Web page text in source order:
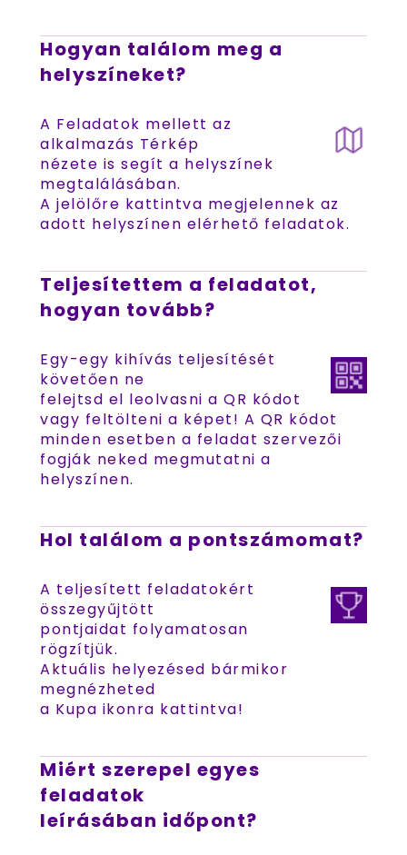
Hogyan találom meg a
helyszíneket?
A Feladatok mellett az
alkalmazás Térkép
nézete is segít a helyszínek
megtalálásában.
A jelölőre kattintva megjelennek az
adott helyszínen elérhető feladatok.
Teljesítettem a feladatot,
hogyan tovább?
Egy-egy kihívás teljesítését
követően ne
felejtsd el leolvasni a QR kódot
vagy feltölteni a képet! A QR kódot
minden esetben a feladat szervezői
fogják neked megmutatni a
helyszínen.
Hol találom a pontszámomat?
A teljesített feladatokért
összegyűjtött
pontjaidat folyamatosan
rögzítjük.
Aktuális helyezésed bármikor
megnézheted
a Kupa ikonra kattintva!
Miért szerepel egyes
feladatok
leírásában időpont?